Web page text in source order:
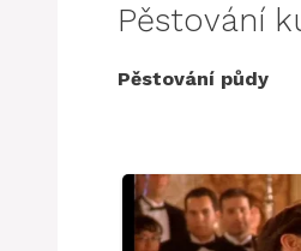
Pěstování
Pěstování půdy